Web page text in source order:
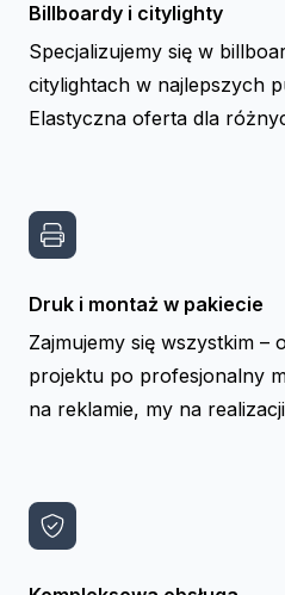
Billboardy i citylighty
Specjalizujemy się w
citylightach w najlepszych
Elastyczna oferta dla
Druk i montaż w pakiecie
Zajmujemy się wszystkim –
projektu po profesjonalny
na reklamie, my na